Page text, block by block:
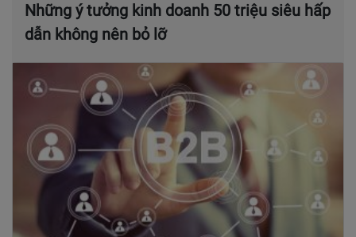
Những ý tưởng kinh doanh 50 triệu siêu hấp
dẫn không nên bỏ lỡ